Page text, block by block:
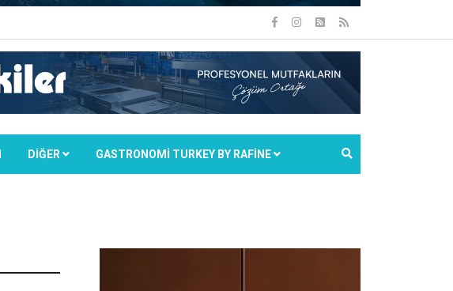
DIĞER GASTRONOMİ TURKEY BY RAFİNE